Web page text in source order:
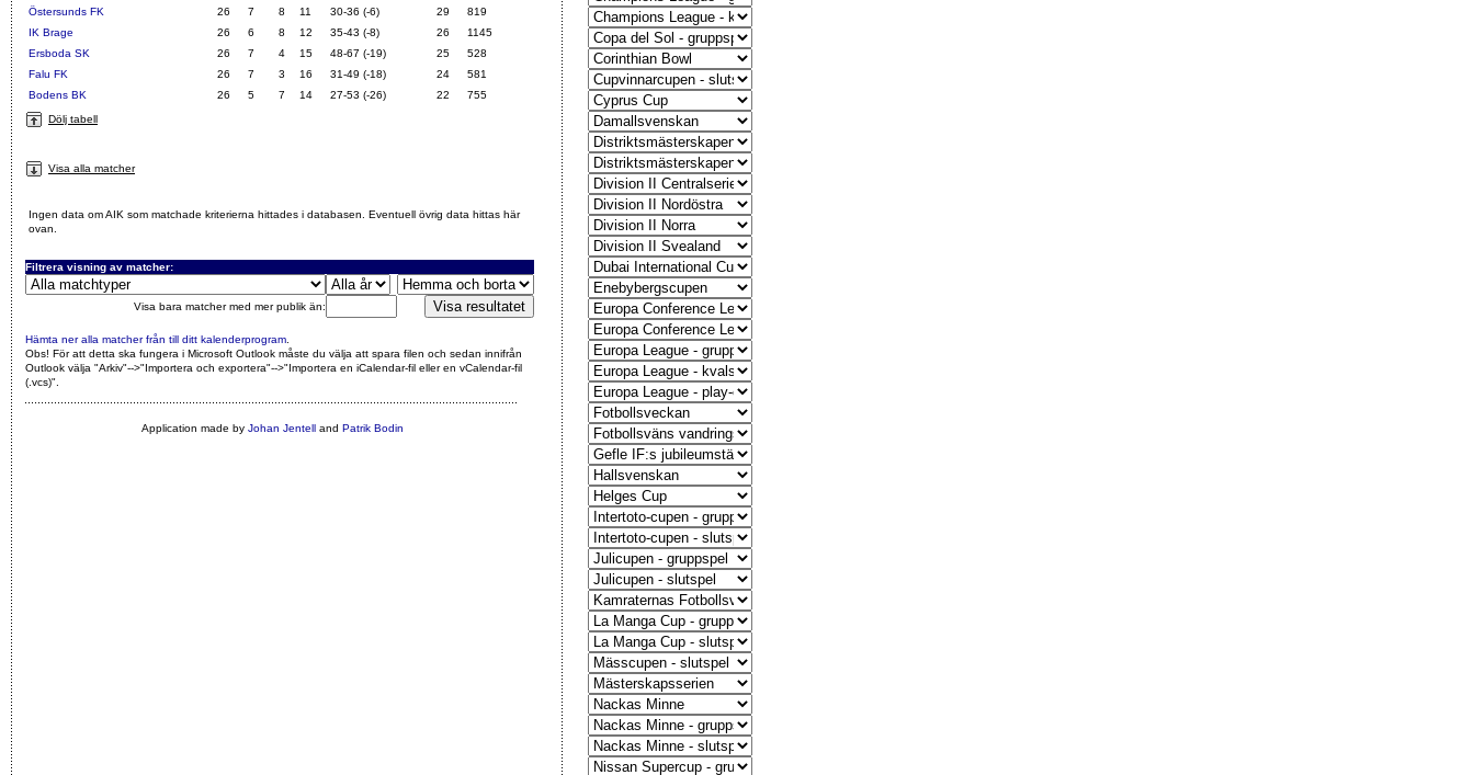
Östersunds FK
26 7 8 11 30-36 (-6) 29
819
IK Brage
26 6 8 12 35-43 (-8) 26
1145
Ersboda SK
26 7 4 15 48-67 (-19) 25
528
Falu FK
26 7 3 16 31-49 (-18) 24
581
Bodens BK
26 5 7 14 27-53 (-26) 22
755
Dölj tabell
Visa alla matcher
Ingen data om AIK som matchade kriterierna hittades i databasen. Eventuell övrig data hittas här
ovan.
Filtrera visning av matcher:
Visa bara matcher med mer publik än:
Hämta ner alla matcher från till ditt kalenderprogram
Obs! För att detta ska fungera i Microsoft Outlook måste du välja att spara filen och sedan innifrån
Outlook välja "Arkiv"-->"Importera och exportera"-->"Importera en iCalendar-fil eller en vCalendar-fil
(.vcs)"
Application made by Johan Jentelland Patrik Bodin